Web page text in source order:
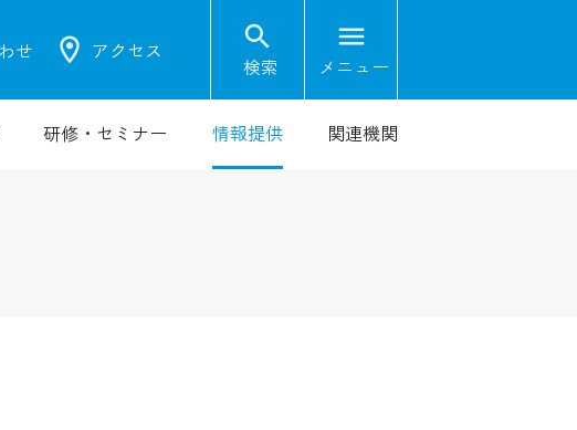
せ location_on アクセス search
検索
menu
メニュー
研修・セミナー 情報提供 関連機関